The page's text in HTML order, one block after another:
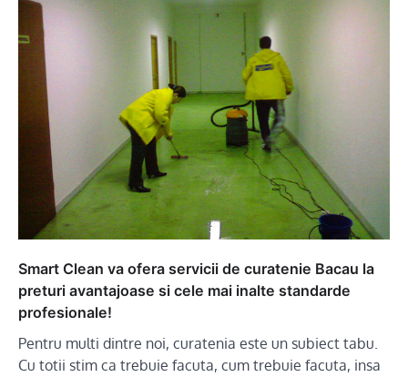
Smart Clean va ofera servicii de curatenie Bacau la
preturi avantajoase si cele mai inalte standarde
profesionale!
Pentru multi dintre noi, curatenia este un subiect tabu.
Cu totii stim ca trebuie facuta, cum trebuie facuta, insa